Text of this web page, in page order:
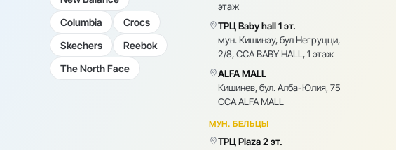
Columbia
Crocs
Skechers
Reebok
The North Face
этаж
ТРЦ Baby hall 1 эт.
мун. Кишинэу, бул Негруцци,
2/8, CCA BABY HALL, 1 этаж
ALFA MALL
Кишинев, бул. Алба-Юлия, 75
CCA ALFA MALL
МУН. БЕЛЬЦЫ
ТРЦ Plaza 2 эт.